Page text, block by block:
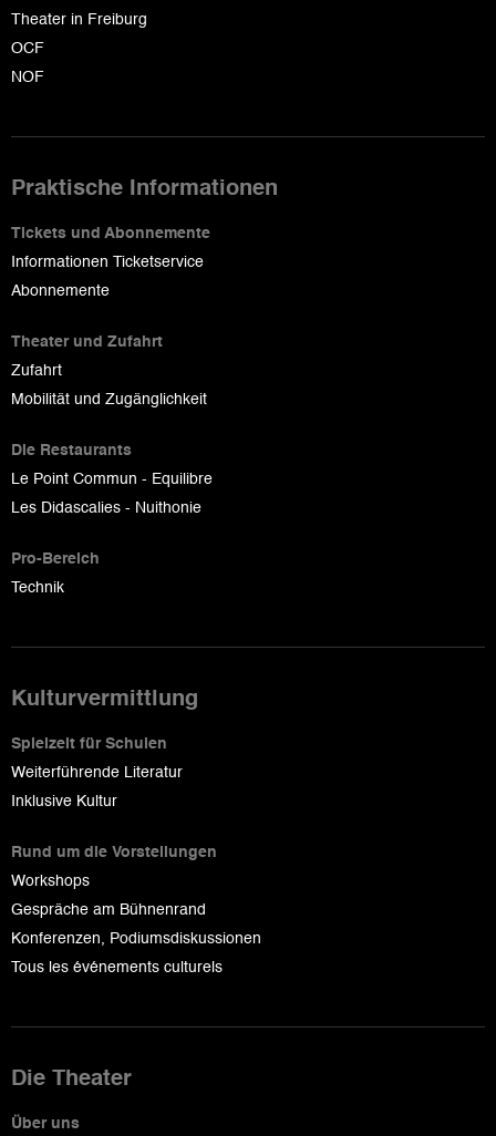
Theater in Freiburg
OCF
NOF
Praktische Informationen
Tickets und Abonnemente
Informationen Ticketservice
Abonnemente
Theater und Zufahrt
Zufahrt
Mobilität und Zugänglichkeit
Die Restaurants
Le Point Commun - Equilibre
Les Didascalies - Nuithonie
Pro-Bereich
Technik
Kulturvermittlung
Spielzeit für Schulen
Weiterführende Literatur
Inklusive Kultur
Rund um die Vorstellungen
Workshops
Gespräche am Bühnenrand
Konferenzen, Podiumsdiskussionen
Tous les événements culturels
Die Theater
Über uns